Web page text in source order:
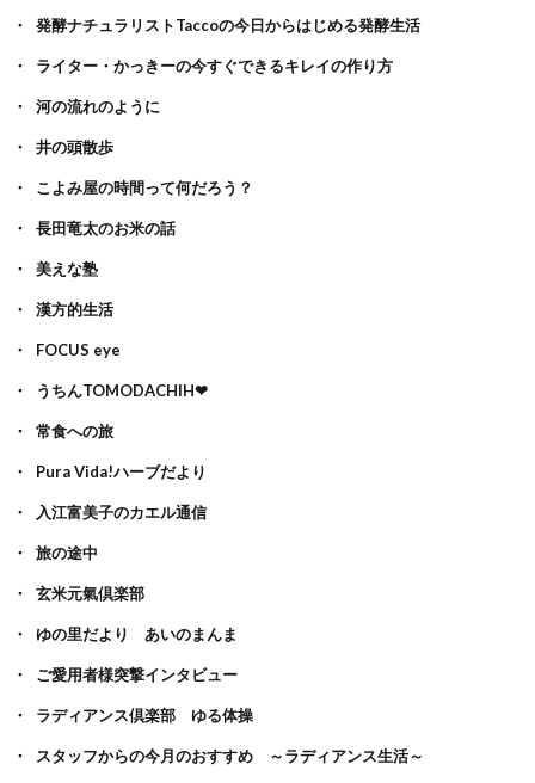
発酵ナチュラリストTaccoの今日からはじめる発酵生活
ライター・かっきーの今すぐできるキレイの作り方
河の流れのように
井の頭散歩
こよみ屋の時間って何だろう？
長田竜太のお米の話
美えな塾
漢方的生活
FOCUS eye
うちんTOMODACHIH❤
常食への旅
Pura Vida!ハーブだより
入江富美子のカエル通信
旅の途中
玄米元氣倶楽部
ゆの里だより あいのまんま
ご愛用者様突撃インタビュー
ラディアンス倶楽部 ゆる体操
スタッフからの今月のおすすめ ～ラディアンス生活～